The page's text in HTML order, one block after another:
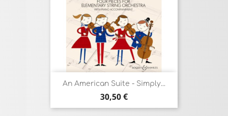
An American Suite - Simply...
Prix
30,50 €